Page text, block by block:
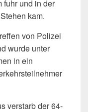
fuhr und in der
kam.
von Polizei
wurde unter
in ein
verstarb der 64-